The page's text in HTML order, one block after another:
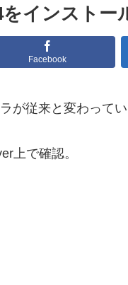
インストー
Facebook
が従来と変わってい
上で確認。